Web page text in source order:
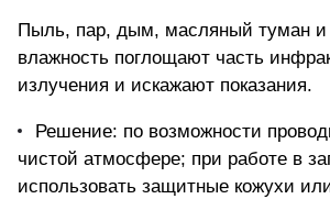
Пыль, пар, дым, масляный туман и
влажность поглощают часть
излучения и искажают показания.
Решение: по возможности
чистой атмосфере; при работе в
использовать защитные кожухи